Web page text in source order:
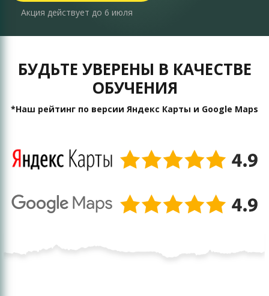
Акция действует до 6 июля
БУДЬТЕ УВЕРЕНЫ В КАЧЕСТВЕ
ОБУЧЕНИЯ
*Наш рейтинг по версии Яндекс Карты и Google Maps